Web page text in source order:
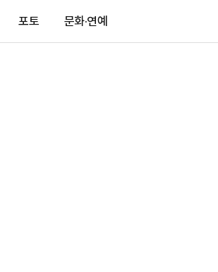
포토 문화·연예